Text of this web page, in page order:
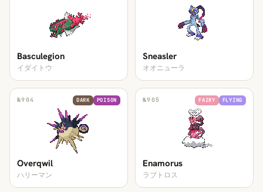
Basculegion
イダイトウ
Sneasler
オオニューラ
№904 DARK POISON
Overqwil
ハリーマン
№905 FAIRY FLYING
Enamorus
ラブトロス